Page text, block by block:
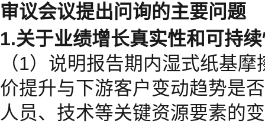
审议会议提出问询的主要问题
1.关于业绩增长真实性和可持
（1）说明报告期内湿式纸基
价提升与下游客户变动趋势是
人员、技术等关键资源要素的